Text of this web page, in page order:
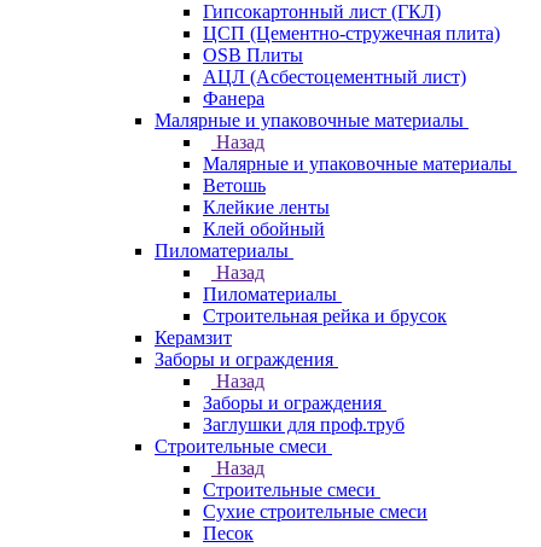
Гипсокартонный лист (ГКЛ)
ЦСП (Цементно-стружечная плита)
OSB Плиты
АЦЛ (Асбестоцементный лист)
Фанера
Малярные и упаковочные материалы
Назад
Малярные и упаковочные материалы
Ветошь
Клейкие ленты
Клей обойный
Пиломатериалы
Назад
Пиломатериалы
Строительная рейка и брусок
Керамзит
Заборы и ограждения
Назад
Заборы и ограждения
Заглушки для проф.труб
Строительные смеси
Назад
Строительные смеси
Сухие строительные смеси
Песок